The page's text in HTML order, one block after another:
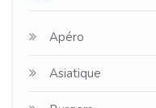
Apéro
Asiatique